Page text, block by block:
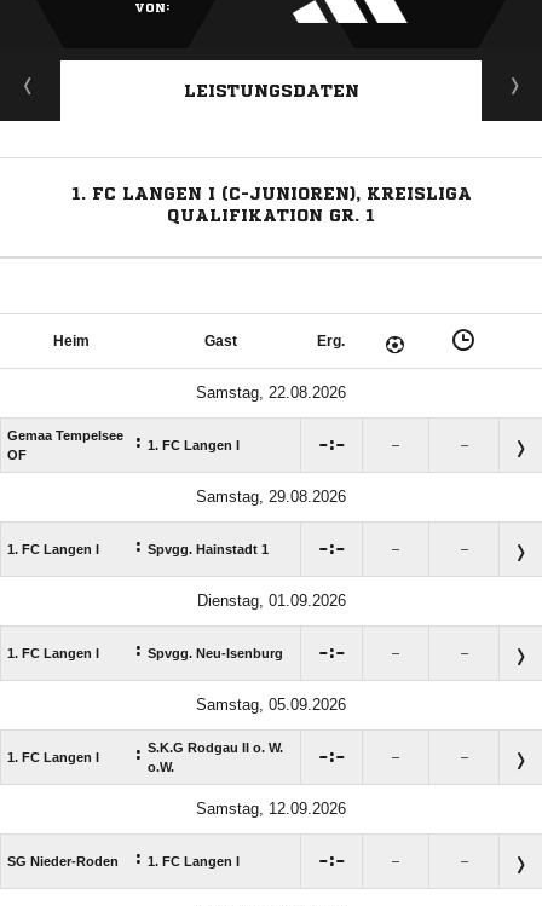
VON:
LEISTUNGSDATEN
1. FC LANGEN I (C-JUNIOREN), KREISLIGA
QUALIFIKATION GR. 1
Heim Gast Erg.
Samstag, 22.08.2026
Gemaa Tempelsee
OF
: 1. FC Langen I : – –
Samstag, 29.08.2026
1. FC Langen I : Spvgg. Hainstadt 1 : – –
Dienstag, 01.09.2026
1. FC Langen I : Spvgg. Neu-Isenburg : – –
Samstag, 05.09.2026
1. FC Langen I : S.K.G Rodgau II o. W.
o.W.
: – –
Samstag, 12.09.2026
SG Nieder-Roden : 1. FC Langen I : – –